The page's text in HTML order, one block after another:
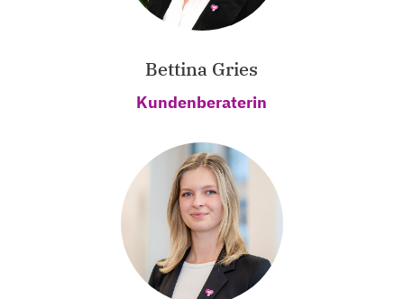
Bettina Gries
Kundenberaterin